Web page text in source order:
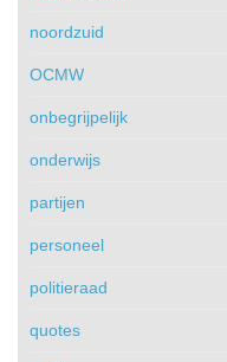
noordzuid
OCMW
onbegrijpelijk
onderwijs
partijen
personeel
politieraad
quotes